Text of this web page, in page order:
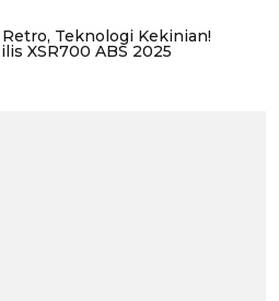
Teknologi Kekinian!
XSR700 ABS 2025